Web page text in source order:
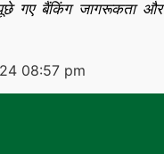
गए बैंकिंग जागरूकता
08:57 pm